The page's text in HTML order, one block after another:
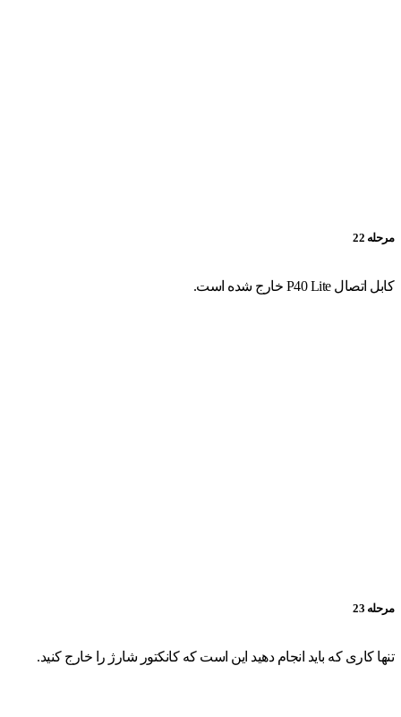
مرحله 22
کابل اتصال P40 Lite خارج شده است.
مرحله 23
تنها کاری که باید انجام دهید این است که کانکتور شارژ را خارج کنید.